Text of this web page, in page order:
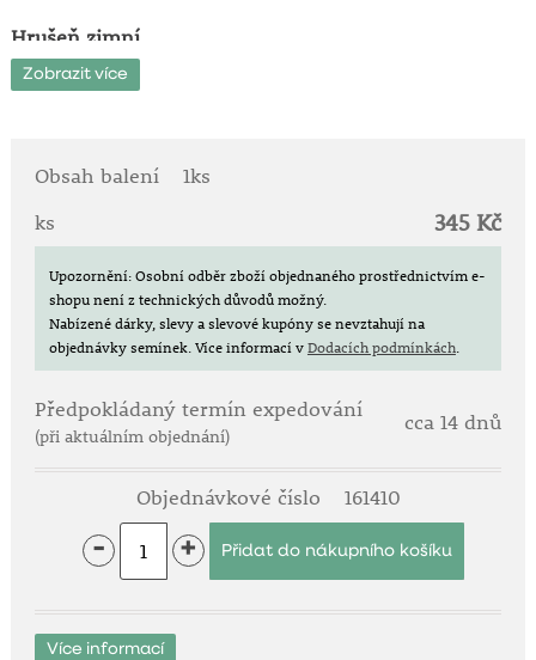
Hrušeň zimní
Červená máslovka
Zobrazit více
Obsah balení
1ks
ks
345 Kč
Upozornění: Osobní odběr zboží objednaného prostřednictvím e-
shopu není z technických důvodů možný.
Nabízené dárky, slevy a slevové kupóny se nevztahují na
objednávky semínek.Více informací vDodacích podmínkách.
Předpokládaný termín expedování
(při aktuálním objednání)
cca 14 dnů
Objednávkové číslo 161410
- +
Více informací